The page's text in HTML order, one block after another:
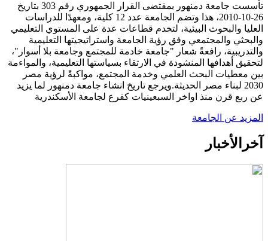
تأسست جامعة دمنهور بمقتضى القرار الجمهوري رقم 303 بتاريخ
26-10-2010، هذا وتضم الجامعة عدد 12 كلية، ومعهدًا للدراسات
العليا والبحوث البيئية، لتخدم قطاعات عدة على المستوي التعليمي
والبحثي والمجتمعي وفق رؤية الجامعة واستراتيجيتها التعليمية
والتدريبية، رافعةً شعار "جامعة خادمة للمجتمع وجامعة بلا أسوار"،
لتحقيق أهدافها المنشودة في الارتقاء بسياستها التعليمية، والمواءمة
بين معطيات البحث العلمي وخدمة المجتمع، مواكبةً لرؤية مصر
2030 لبناء مصر الحديثة.ويرجع تاريخ انشاء جامعة دمنهور لما يزيد
عن ربع قرن منذ اواخر السبعينيات كفرع لجامعة الأسكندرية
المزيد عن الجامعة
آخر الأخبار